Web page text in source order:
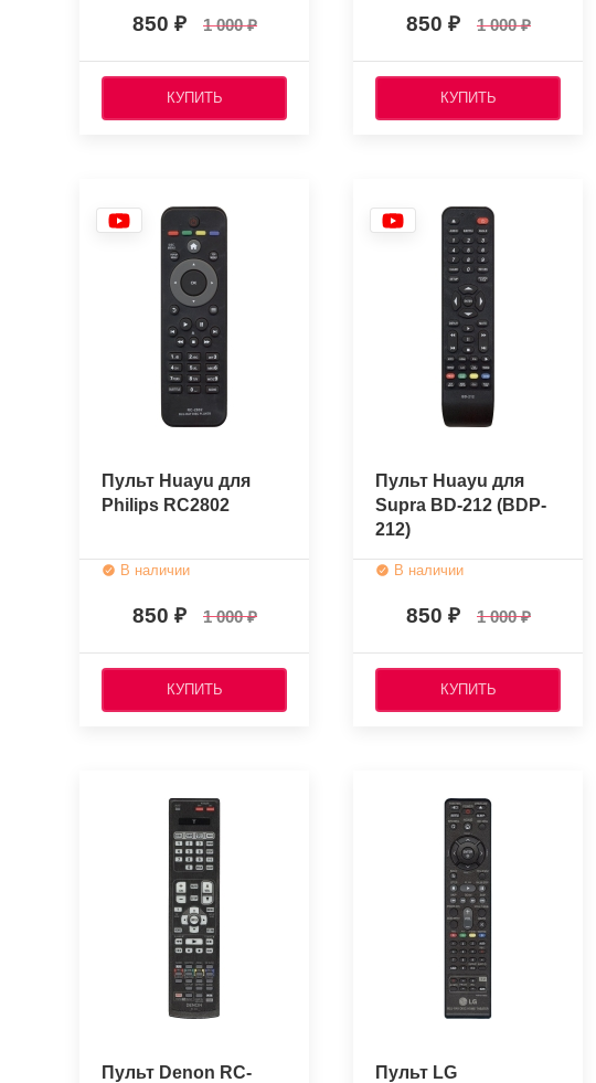
850 1 000
КУПИТЬ
850 1 000
КУПИТЬ
Пульт Huayu для
Philips RC2802
В наличии
850 1 000
КУПИТЬ
Пульт Huayu для
Supra BD-212 (BDP-
212)
В наличии
850 1 000
КУПИТЬ
Пульт Denon RC-
Пульт LG